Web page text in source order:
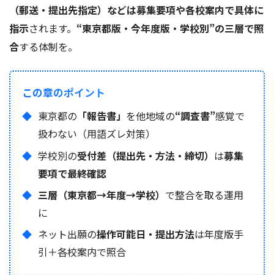
（郵送・提出先指定）などは募集要項や各校案内で具体に
指示されます。 “東京都版・今年度版・学校別”の三層で照
合する体制を。
この章のポイント
東京都の 「報告書」 を他地域の“調査書”感覚で
扱わない（用語ズレ対策）
学校別の受付差（提出先・方法・締切） は募集
要項で最終確認
三層（東京都→年度→学校） で整合を取る運用
に
ネット出願の操作可能日・提出方法は年度版手
引＋各校案内で照合